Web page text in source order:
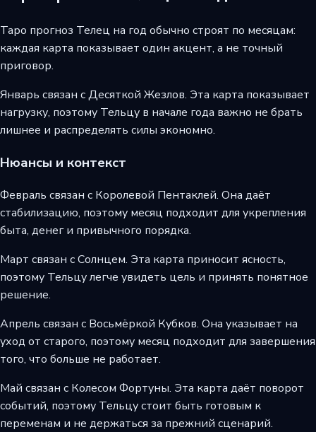
Таро прогноз Телец на год обычно строят по месяцам:
каждая карта показывает один акцент, а не точный
приговор.
Январь связан с Десяткой Жезлов. Эта карта показывает
нагрузку, поэтому Тельцу в начале года важно не брать
лишнее и распределять силы экономно.
Нюансы и контекст
Февраль связан с Королевой Пентаклей. Она даёт
стабилизацию, поэтому месяц подходит для укрепления
быта, денег и привычного порядка.
Март связан с Солнцем. Эта карта приносит ясность,
поэтому Тельцу легче увидеть цель и принять понятное
решение.
Апрель связан с Восьмёркой Кубков. Она указывает на
уход от старого, поэтому месяц подходит для завершения
того, что больше не работает.
Май связан с Колесом Фортуны. Эта карта даёт поворот
событий, поэтому Тельцу стоит быть готовым к
переменам и не держаться за прежний сценарий.